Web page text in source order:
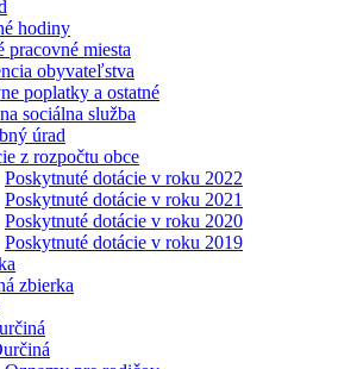
hodiny
pracovné miesta
obyvateľstva
poplatky a ostatné
sociálna služba
úrad
z rozpočtu obce
Poskytnuté dotácie v roku 2022
Poskytnuté dotácie v roku 2021
Poskytnuté dotácie v roku 2020
Poskytnuté dotácie v roku 2019
zbierka